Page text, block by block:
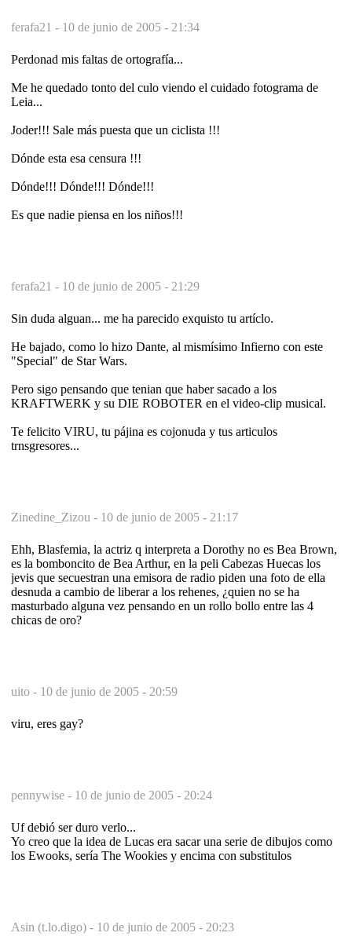
ferafa21 - 10 de junio de 2005 - 21:34
Perdonad mis faltas de ortografía...
Me he quedado tonto del culo viendo el cuidado fotograma de
Leia...
Joder!!! Sale más puesta que un ciclista !!!
Dónde esta esa censura !!!
Dónde!!! Dónde!!! Dónde!!!
Es que nadie piensa en los niños!!!
ferafa21 - 10 de junio de 2005 - 21:29
Sin duda alguan... me ha parecido exquisto tu artíclo.
He bajado, como lo hizo Dante, al mismísimo Infierno con este
"Special" de Star Wars.
Pero sigo pensando que tenian que haber sacado a los
KRAFTWERK y su DIE ROBOTER en el video-clip musical.
Te felicito VIRU, tu pájina es cojonuda y tus articulos
trnsgresores...
Zinedine_Zizou - 10 de junio de 2005 - 21:17
Ehh, Blasfemia, la actriz q interpreta a Dorothy no es Bea Brown,
es la bomboncito de Bea Arthur, en la peli Cabezas Huecas los
jevis que secuestran una emisora de radio piden una foto de ella
desnuda a cambio de liberar a los rehenes, ¿quien no se ha
masturbado alguna vez pensando en un rollo bollo entre las 4
chicas de oro?
uito - 10 de junio de 2005 - 20:59
viru, eres gay?
pennywise - 10 de junio de 2005 - 20:24
Uf debió ser duro verlo...
Yo creo que la idea de Lucas era sacar una serie de dibujos como
los Ewooks, sería The Wookies y encima con substitulos
Asin (t.lo.digo) - 10 de junio de 2005 - 20:23